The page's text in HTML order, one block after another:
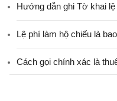
Hướng dẫn ghi Tờ khai
Lệ phí làm hộ chiếu là
Cách gọi chính xác là